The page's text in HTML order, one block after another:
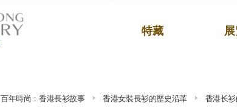
特藏
百年時尚：香港長衫故事 香港女裝長衫的歷史沿革 香港长